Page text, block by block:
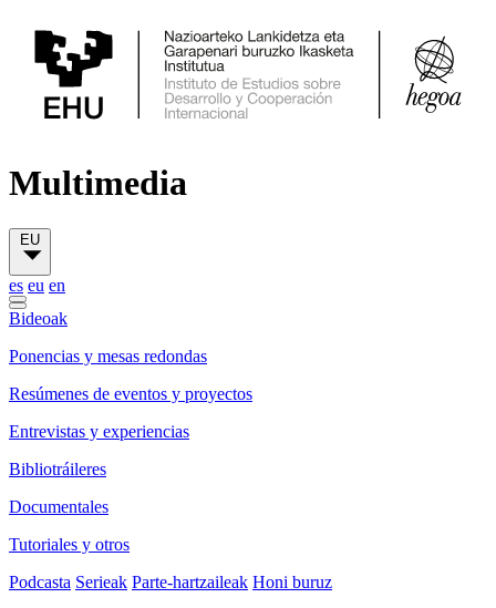
Multimedia
EU
es eu en
Bideoak
Ponencias y mesas redondas
Resúmenes de eventos y proyectos
Entrevistas y experiencias
Bibliotráileres
Documentales
Tutoriales y otros
Podcasta Serieak Parte-hartzaileak Honi buruz